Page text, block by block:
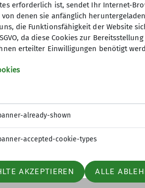
erforderlich ist, sendet Ihr Internet-
von denen sie anfänglich
die Funktionsfähigkeit der Website
da diese Cookies zur
erteilter Einwilligungen benötigt
already-shown
accepted-cookie-types
AKZEPTIEREN ALLE